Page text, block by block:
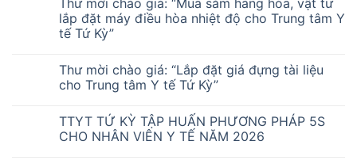
Thư mời chào giá: “Mua sắm hàng hóa, vật tư
lắp đặt máy điều hòa nhiệt độ cho Trung tâm Y
tế Tứ Kỳ”
Thư mời chào giá: “Lắp đặt giá đựng tài liệu
cho Trung tâm Y tế Tứ Kỳ”
TTYT TỨ KỲ TẬP HUẤN PHƯƠNG PHÁP 5S
CHO NHÂN VIÊN Y TẾ NĂM 2026